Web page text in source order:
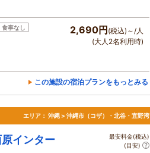
食事なし 2,690円(税込)～/人
(大人2名利用時)
この施設の宿泊プランをもっとみる
エリア： 沖縄 > 沖縄市（コザ）・北谷・宜野湾
インター
最安料金(税込)
(目安)